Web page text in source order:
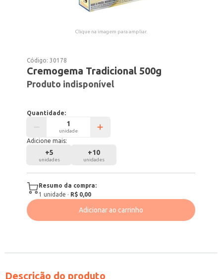
Clique na imagem para ampliar.
Código:30178
Cremogema Tradicional 500g
Produto indisponível
Quantidade:
unidade
Adicione mais:
+5
unidades
+10
unidades
Resumo da compra:
1 unidade · R$ 0,00
Adicionar ao carrinho
Descrição do produto